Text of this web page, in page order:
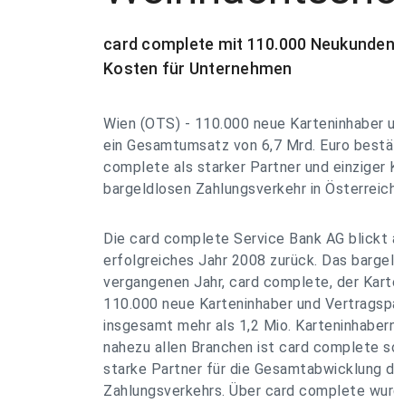
card complete mit 110.000
Kosten für Unternehmen
Wien (OTS) - 110.000 neue Karteninhaber
ein Gesamtumsatz von 6,7 Mrd. Euro
complete als starker Partner und
bargeldlosen Zahlungsverkehr in
Die card complete Service Bank AG blickt
erfolgreiches Jahr 2008 zurück. Das
vergangenen Jahr, card complete, der
110.000 neue Karteninhaber und
insgesamt mehr als 1,2 Mio.
nahezu allen Branchen ist card complete
starke Partner für die Gesamtabwicklung
Zahlungsverkehrs. Über card complete